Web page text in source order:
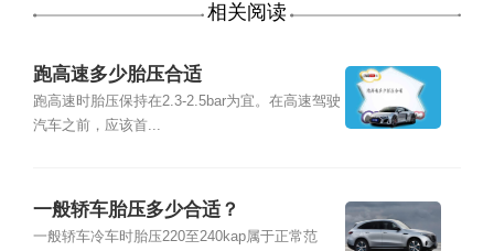
相关阅读
跑高速多少胎压合适
跑高速时胎压保持在2.3-2.5bar为宜。在高速驾驶
汽车之前，应该首...
一般轿车胎压多少合适？
一般轿车冷车时胎压220至240kap属于正常范